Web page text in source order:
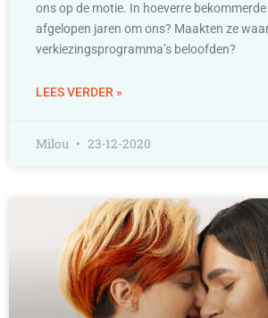
ons op de motie. In hoeverre
afgelopen jaren om ons? Maakten ze
verkiezingsprogramma’s beloofden?
LEES VERDER »
Milou 23-12-2020